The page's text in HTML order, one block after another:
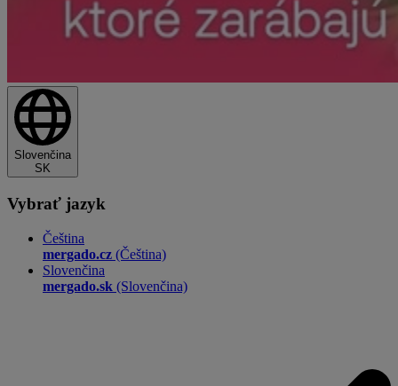
Slovenčina
SK
Vybrať jazyk
Čeština
mergado.cz (Čeština)
Slovenčina
mergado.sk (Slovenčina)